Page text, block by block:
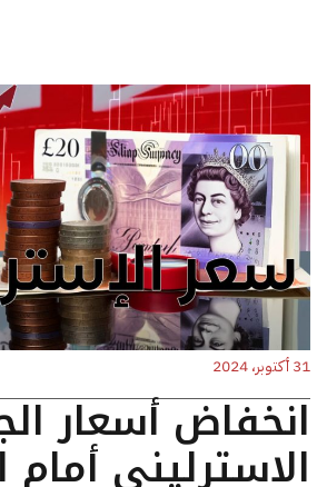
31 أكتوبر، 2024
انخفاض أسعار
الاسترليني أمام